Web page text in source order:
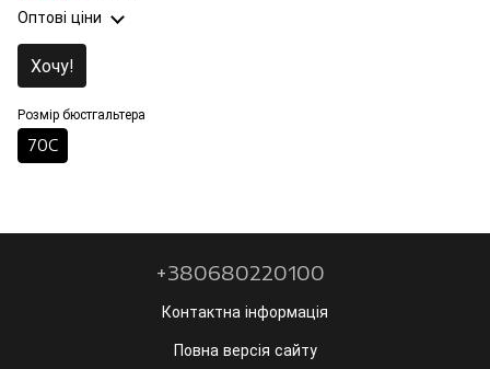
Оптові ціни
Хочу!
Розмір бюстгальтера
70C
+380680220100
Контактна інформація
Повна версія сайту